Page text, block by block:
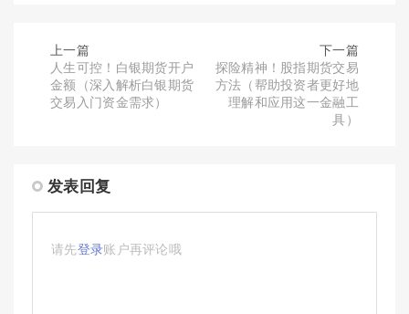
上一篇
人生可控！白银期货开户
金额（深入解析白银期货
交易入门资金需求）
下一篇
探险精神！股指期货交易
方法（帮助投资者更好地
理解和应用这一金融工
具）
发表回复
请先登录账户再评论哦